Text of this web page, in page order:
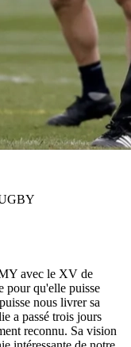
avec le XV de
pour qu'elle puisse
nous livrer sa
a passé trois jours
reconnu. Sa vision